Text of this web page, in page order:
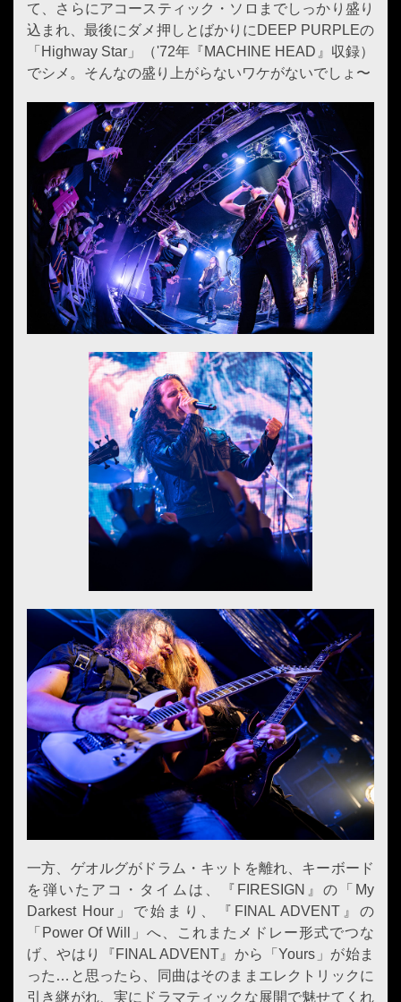
て、さらにアコースティック・ソロまでしっかり盛り
込まれ、最後にダメ押しとばかりにDEEP PURPLEの
「Highway Star」（'72年『MACHINE HEAD』収録）
でシメ。そんなの盛り上がらないワケがないでしょ〜
一方、ゲオルグがドラム・キットを離れ、キーボード
を弾いたアコ・タイムは、『FIRESIGN』の「My
Darkest Hour」で始まり、『FINAL ADVENT』の
「Power Of Will」へ、これまたメドレー形式でつな
げ、やはり『FINAL ADVENT』から「Yours」が始ま
った…と思ったら、同曲はそのままエレクトリックに
引き継がれ、実にドラマティックな展開で魅せてくれ